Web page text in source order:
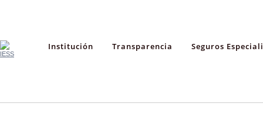
Institución Transparencia Seguros